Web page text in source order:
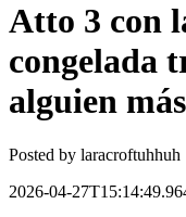
Atto 3 con
congelada
alguien
Posted by laracroftuhhuh
2026-04-